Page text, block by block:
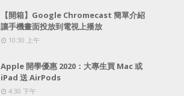
【開箱】Google Chromecast 簡單介紹
讓手機畫面投放到電視上播放
10:30 上午
Apple 開學優惠 2020：大專生買 Mac 或
iPad 送 AirPods
4:30 下午